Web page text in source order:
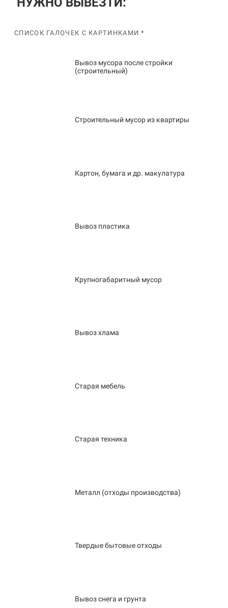
СПИСОК ГАЛОЧЕК С КАРТИНКАМИ *
Вывоз мусора после стройки
(строительный)
Строительный мусор из квартиры
Картон, бумага и др. макулатура
Вывоз пластика
Крупногабаритный мусор
Вывоз хлама
Старая мебель
Старая техника
Металл (отходы производства)
Твердые бытовые отходы
Вывоз снега и грунта